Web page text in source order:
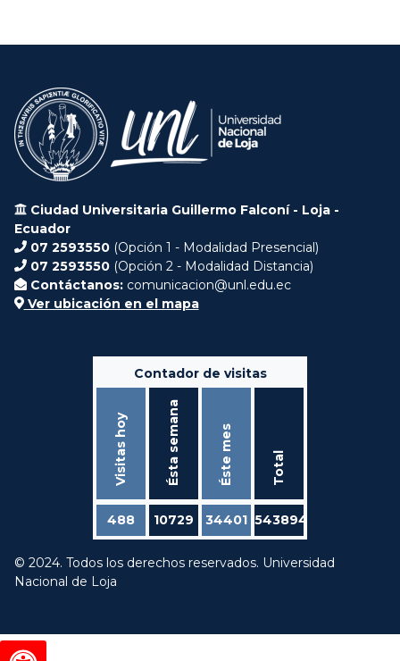
Ciudad Universitaria Guillermo Falconí - Loja -
Ecuador
07 2593550 (Opción 1 - Modalidad Presencial)
07 2593550 (Opción 2 - Modalidad Distancia)
Contáctanos: comunicacion@unl.edu.ec
Ver ubicación en el mapa
Contador de visitas
Visitas hoy Ésta semana Éste mes Total
488 10729 34401 543894
© 2024. Todos los derechos reservados. Universidad
Nacional de Loja